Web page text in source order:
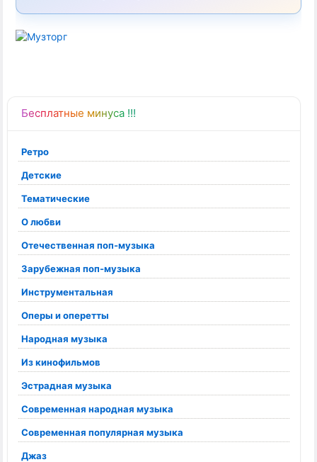
Бесплатные минуса !!!
Ретро
Детские
Тематические
О любви
Отечественная поп-музыка
Зарубежная поп-музыка
Инструментальная
Оперы и оперетты
Народная музыка
Из кинофильмов
Эстрадная музыка
Современная народная музыка
Современная популярная музыка
Джаз